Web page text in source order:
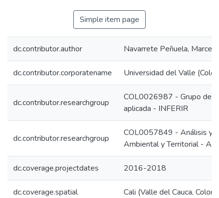
Simple item page
dc.contributor.author Navarrete Peñuela, Marcela
dc.contributor.corporatename Universidad del Valle
dc.contributor.researchgroup
COL0026987 - Grupo de
aplicada - INFERIR
dc.contributor.researchgroup
COL0057849 - Análisis y
Ambiental y Territorial -
dc.coverage.projectdates 2016-2018
dc.coverage.spatial Cali (Valle del Cauca,